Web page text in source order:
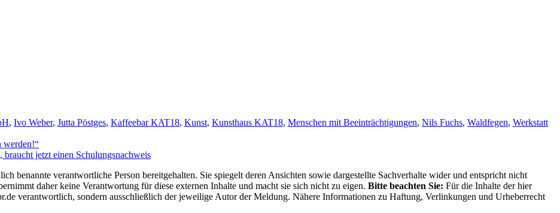
, Ivo Weber, Jutta Pöstges, Kaffeebar KAT18, Kunst, Kunsthaus KAT18, Menschen mit Beeinträchtigungen, Nils Fuchs, Waldfegen, Werkstatt
werden!“
jetzt einen Schulungsnachweis
benannte verantwortliche Person bereitgehalten. Sie spiegelt deren Ansichten sowie dargestellte Sachverhalte wider und entspricht nicht
daher keine Verantwortung für diese externen Inhalte und macht sie sich nicht zu eigen. Bitte beachten Sie: Für die Inhalte der hier
verantwortlich, sondern ausschließlich der jeweilige Autor der Meldung. Nähere Informationen zu Haftung, Verlinkungen und Urheberrecht